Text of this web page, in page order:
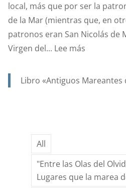
local, más que por ser la
de la Mar (mientras que, en
patronos eran San Nicolás de
Virgen del... Lee más:
ANA.
Libro «Antiguos Mareantes
All
"Entre las Olas del
Lugares que la marea